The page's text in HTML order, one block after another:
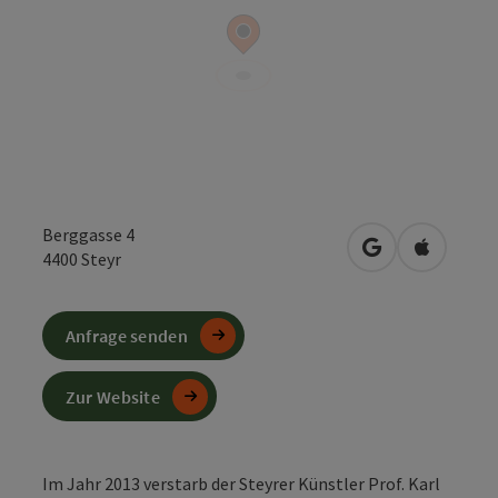
Berggasse 4
4400 Steyr in Googlein Apple
Im Jahr 2013 verstarb der Steyrer Künstler Prof. Karl
Anfrage senden
Zur Website